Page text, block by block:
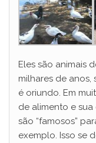
Eles são animais
milhares de
é oriundo. Em
de alimento e
são “famosos”
exemplo. Isso se